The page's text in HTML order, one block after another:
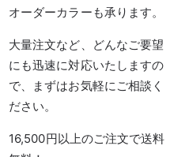
オーダーカラーも承ります。
大量注文など、どんなご要望
にも迅速に対応いたしますの
で、まずはお気軽にご相談く
ださい。
16,500円以上のご注文で送料